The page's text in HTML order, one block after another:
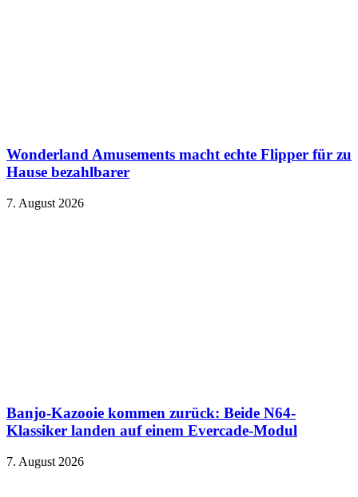
Wonderland Amusements macht echte Flipper für zu
Hause bezahlbarer
7. August 2026
Banjo-Kazooie kommen zurück: Beide N64-
Klassiker landen auf einem Evercade-Modul
7. August 2026